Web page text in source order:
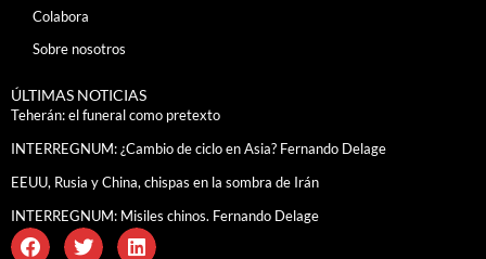
Colabora
Sobre nosotros
ÚLTIMAS NOTICIAS
Teherán: el funeral como pretexto
INTERREGNUM: ¿Cambio de ciclo en Asia? Fernando Delage
EEUU, Rusia y China, chispas en la sombra de Irán
INTERREGNUM: Misiles chinos. Fernando Delage